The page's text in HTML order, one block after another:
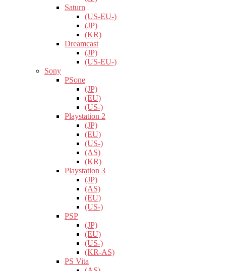
Saturn
(US-EU-)
(JP)
(KR)
Dreamcast
(JP)
(US-EU-)
Sony
PSone
(JP)
(EU)
(US-)
Playstation 2
(JP)
(EU)
(US-)
(AS)
(KR)
Playstation 3
(JP)
(AS)
(EU)
(US-)
PSP
(JP)
(EU)
(US-)
(KR-AS)
PS Vita